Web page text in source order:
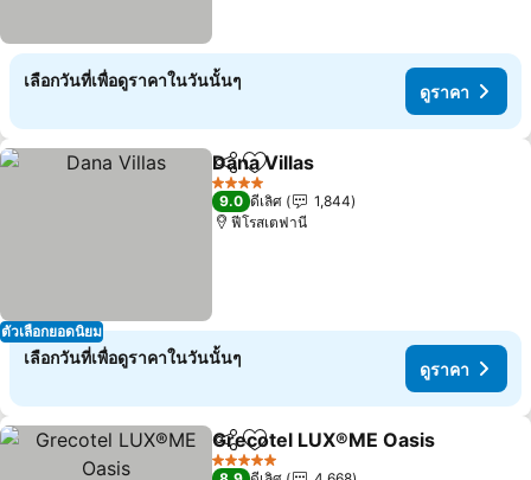
เลือกวันที่เพื่อดูราคาในวันนั้นๆ
ดูราคา
ตัวเลือกยอดนิยม
แชร์ เพิ่มในรายการโปรด
Dana Villas
4 ดาว
9.0 ดีเลิศ
1,844
ฟีโรสเตฟานี
เลือกวันที่เพื่อดูราคาในวันนั้นๆ
ดูราคา
แชร์ เพิ่มในรายการโปรด
Grecotel LUX®ME Oasis
5 ดาว